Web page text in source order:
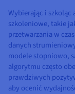
Wybierając i
szkoleniowe, takie
przetwarzania w
danych
modele stopniowo,
algorytmu często
prawdziwych
aby ocenić